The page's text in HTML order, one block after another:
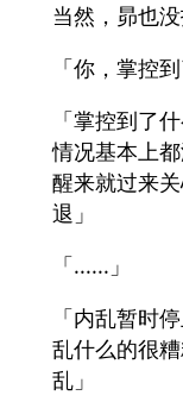
当然，昴也
「你，掌控
「掌控到了
情况基本上
醒来就过来
退」
「......」
「内乱暂时
乱什么的很
乱」